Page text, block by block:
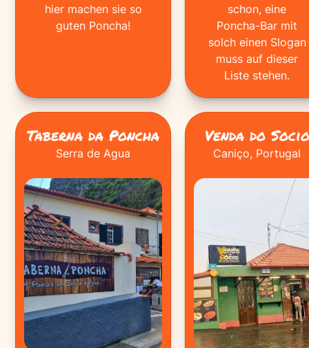
hier machen sie so
guten Poncha!
schon, eine
Poncha-Bar mit
solch einen Slogan
muss auf dieser
Liste stehen.
Taberna da Poncha
Serra de Agua
Venda do Socio
Caniço, Portugal